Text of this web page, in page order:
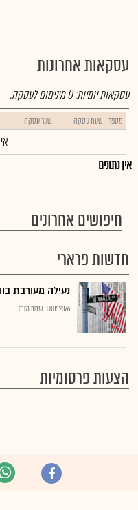
עסקאות אחרונות
עסקאות יומיות:0מינימום לעסקה:
מספר שעת עסקה שער עסקה
אין נתונים
חיפושים אחרונים
חדשות פרארי
נעילה מעורבת
08.06.2026 שירות גלובס
הצעות פרסומיות